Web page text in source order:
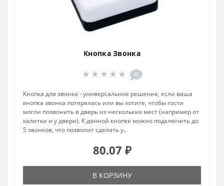
Кнопка Звонка
0
Кнопка для звонка - универсальное решение, если ваша
кнопка звонка потерялась или вы хотите, чтобы гости
могли позвонить в дверь из нескольких мест (например от
калитки и у двери). К данной кнопке можно подключить до
5 звонков, что позволит сделать у..
80.07 ₽
В КОРЗИНУ